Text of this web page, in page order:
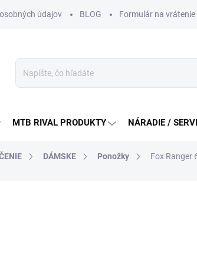
údajov BLOG Formulár na vrátenie
MTB RIVAL PRODUKTY NÁRADIE /
DÁMSKE Ponožky Fox Ranger